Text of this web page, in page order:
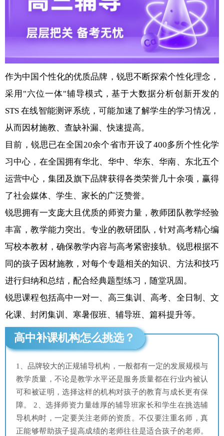
作为中国个性化的优质品牌，锐思不断探索个性化理念，
采用"六位一体"辅导模式，基于大数据分析创新开发的
STS 在线智能测评系统，可能加速了解学生的学习情况，
从而因材施教、查缺补漏、快速提高。
目前，锐思已在全国20余个省市开设了400多所个性化学
习中心，在全国拥有华北、华中、华东、华南、东北五个
运营中心，集团及旗下品牌获得各类荣誉几十余项，赢得
了社会媒体、学生、家长的广泛赞誉。
锐思拥有一支庞大且优质的师资力量，教师团队教学经验
丰富，教学能力突出。专业的教研团队，针对高考精心编
写校本教材，确保教学内容与高考紧密接轨。锐思根据不
同的孩子因材施教，对每个专题相关的知识、方法和技巧
进行归纳和总结，配合经典题型练习，随堂巩固。
锐思课程包括高中一对一、高三集训、高考、全日制、文
化课、封闭集训、寒暑假班、辅导班、篇科提升等。
高中补课机构怎么挑选？
1、品牌较大的正规辅导机构，一般都有一定的发展规模与
教学质量，不论是教学水平还是服务质量都在行业内被认
可和被证明，选择这样的机构对孩子的教育与成长更有保
障。 2、选择师资力量雄厚的辅导班家长和学生在挑选辅
导机构时，一定要关注老师的资质。不仅要注重名师，真
正能够帮助孩子提高成绩的老师往往是适合孩子的老师。